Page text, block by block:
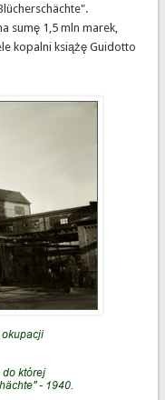
sumę 1,5 mln marek,
kopalni książę Guidotto